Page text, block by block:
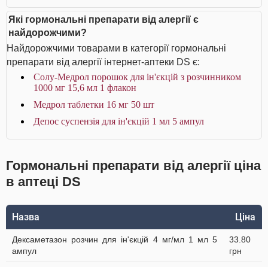
Які гормональні препарати від алергії є
найдорожчими?
Найдорожчими товарами в категорії гормональні
препарати від алергії інтернет-аптеки DS є:
Солу-Медрол порошок для ін'єкцій з розчинником
1000 мг 15,6 мл 1 флакон
Медрол таблетки 16 мг 50 шт
Депос суспензія для ін'єкцій 1 мл 5 ампул
Гормональні препарати від алергії ціна
в аптеці DS
Назва Ціна
Дексаметазон розчин для ін'єкцій 4 мг/мл 1 мл 5
ампул
33.80
грн